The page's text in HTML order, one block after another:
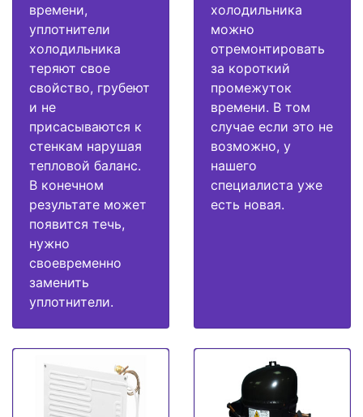
времени,
уплотнители
холодильника
теряют свое
свойство, грубеют
и не
присасываются к
стенкам нарушая
тепловой баланс.
В конечном
результате может
появится течь,
нужно
своевременно
заменить
уплотнители.
холодильника
можно
отремонтировать
за короткий
промежуток
времени. В том
случае если это не
возможно, у
нашего
специалиста уже
есть новая.